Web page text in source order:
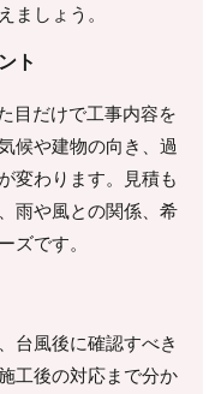
ましょう。
ト
目だけで工事内容を
候や建物の向き、過
変わります。見積も
雨や風との関係、希
ズです。
台風後に確認すべき
工後の対応まで分か